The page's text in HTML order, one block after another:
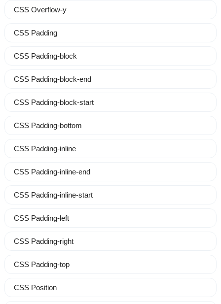
CSS Overflow-y
CSS Padding
CSS Padding-block
CSS Padding-block-end
CSS Padding-block-start
CSS Padding-bottom
CSS Padding-inline
CSS Padding-inline-end
CSS Padding-inline-start
CSS Padding-left
CSS Padding-right
CSS Padding-top
CSS Position